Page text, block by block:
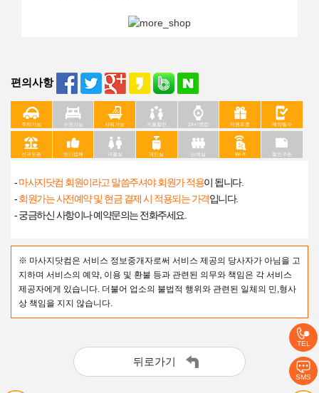
TEL
SMS
편의사항
주차가능 수면가능 샤워가능 커플할인 24시영업 이벤트중 예약필수
신규오픈 인기업체 커플실 개인실 단체실 Wi-fi 할인쿠폰
-마사지닷컴 회원이라고 말씀주셔야 회원가 적용이 됩니다.
-회원가는 사전예약 및 현금 결제 시 적용되는 가격입니다.
- 궁금하신 사항이나 예약문의는 전화주세요.
※ 마사지닷컴은 서비스 정보중개자로써 서비스 제공의 당사자가 아님을 고
지하며 서비스의 예약, 이용 및 환불 등과 관련된 의무와 책임은 각 서비스
제공자에게 있습니다. 더불어 업소의 불법적 행위와 관련된 일체의 민,형사
상 책임을 지지 않습니다.
뒤로가기